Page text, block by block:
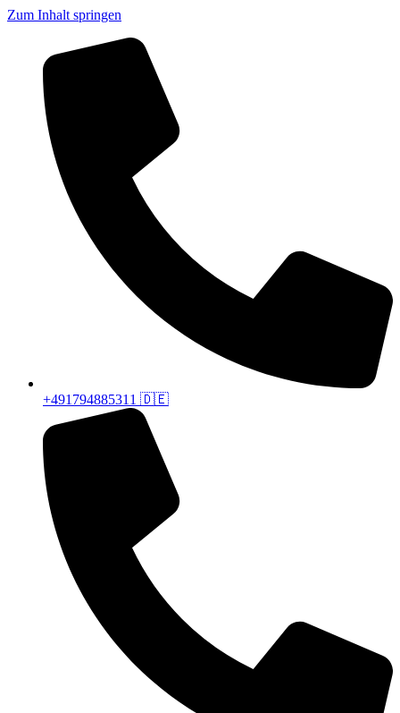
Zum Inhalt springen
+491794885311 🇩🇪